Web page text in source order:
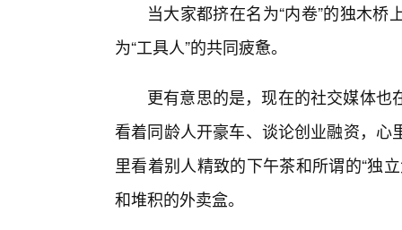
当大家都挤在名为“内卷”的独木
为“工具人”的共同疲惫。
更有意思的是，现在的社交媒体
看着同龄人开豪车、谈论创业融资，
里看着别人精致的下午茶和所谓的“独
和堆积的外卖盒。